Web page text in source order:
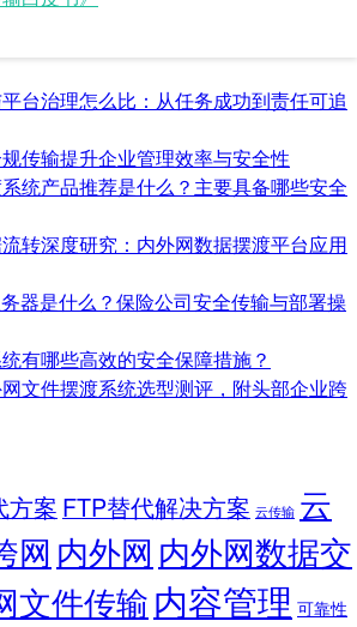
台治理怎么比：从任务成功到责任可追
传输提升企业管理效率与安全性
统产品推荐是什么？主要具备哪些安全
转深度研究：内外网数据摆渡平台应用
器是什么？保险公司安全传输与部署操
有哪些高效的安全保障措施？
文件摆渡系统选型测评，附头部企业跨
方案 FTP替代解决方案 云传输 云
网 内外网 内外网数据交
文件传输内容管理 可靠性